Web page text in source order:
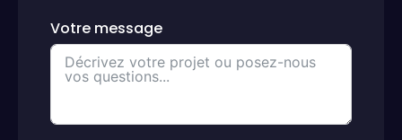
Votre message